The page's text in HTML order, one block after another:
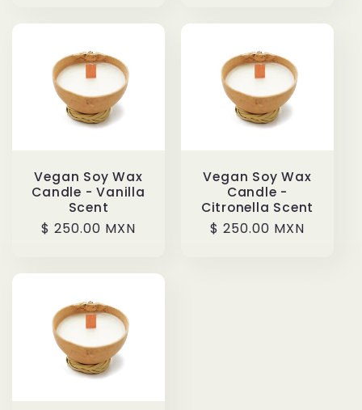
Vegan Soy Wax
Candle - Vanilla
Scent
Regular
$ 250.00 MXN
Vegan Soy Wax
Candle -
Citronella Scent
Regular
$ 250.00 MXN